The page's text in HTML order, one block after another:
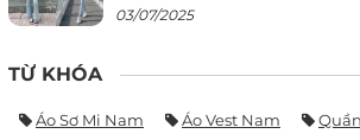
03/07/2025
TỪ KHÓA
Áo Sơ Mi Nam Áo Vest Nam